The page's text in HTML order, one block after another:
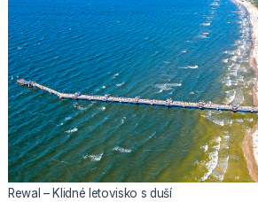
Rewal – Klidné letovisko s duší